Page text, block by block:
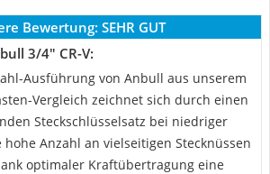
Bewertung: SEHR GUT
3/4" CR-V:
Ausführung von Anbull aus unserem
Vergleich zeichnet sich durch einen
Steckschlüsselsatz bei niedriger
hohe Anzahl an vielseitigen Stecknüssen
optimaler Kraftübertragung eine